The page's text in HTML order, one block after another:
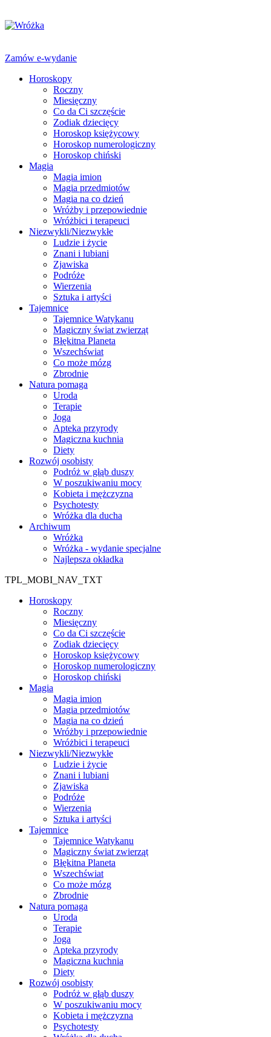
Zamów e-wydanie
Horoskopy
Roczny
Miesięczny
Co da Ci szczęście
Zodiak dziecięcy
Horoskop księżycowy
Horoskop numerologiczny
Horoskop chiński
Magia
Magia imion
Magia przedmiotów
Magia na co dzień
Wróżby i przepowiednie
Wróżbici i terapeuci
Niezwykli/Niezwykłe
Ludzie i życie
Znani i lubiani
Zjawiska
Podróże
Wierzenia
Sztuka i artyści
Tajemnice
Tajemnice Watykanu
Magiczny świat zwierząt
Błękitna Planeta
Wszechświat
Co może mózg
Zbrodnie
Natura pomaga
Uroda
Terapie
Joga
Apteka przyrody
Magiczna kuchnia
Diety
Rozwój osobisty
Podróż w głąb duszy
W poszukiwaniu mocy
Kobieta i mężczyzna
Psychotesty
Wróżka dla ducha
Archiwum
Wróżka
Wróżka - wydanie specjalne
Najlepsza okładka
TPL_MOBI_NAV_TXT
Horoskopy
Roczny
Miesięczny
Co da Ci szczęście
Zodiak dziecięcy
Horoskop księżycowy
Horoskop numerologiczny
Horoskop chiński
Magia
Magia imion
Magia przedmiotów
Magia na co dzień
Wróżby i przepowiednie
Wróżbici i terapeuci
Niezwykli/Niezwykłe
Ludzie i życie
Znani i lubiani
Zjawiska
Podróże
Wierzenia
Sztuka i artyści
Tajemnice
Tajemnice Watykanu
Magiczny świat zwierząt
Błękitna Planeta
Wszechświat
Co może mózg
Zbrodnie
Natura pomaga
Uroda
Terapie
Joga
Apteka przyrody
Magiczna kuchnia
Diety
Rozwój osobisty
Podróż w głąb duszy
W poszukiwaniu mocy
Kobieta i mężczyzna
Psychotesty